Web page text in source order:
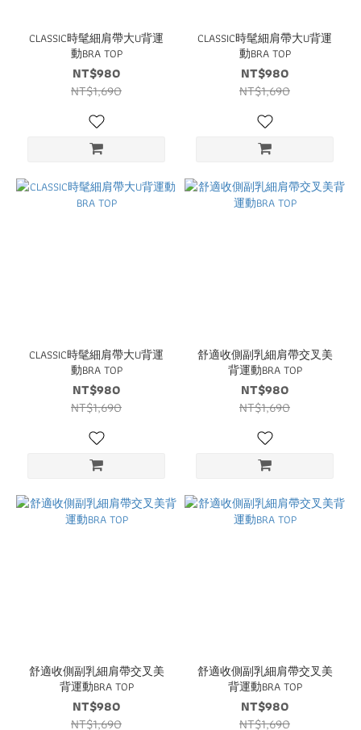
CLASSIC時髦細肩帶大U背運
動BRA TOP
NT$980
NT$1,690
CLASSIC時髦細肩帶大U背運
動BRA TOP
NT$980
NT$1,690
CLASSIC時髦細肩帶大U背運
動BRA TOP
NT$980
NT$1,690
舒適收側副乳細肩帶交叉美
背運動BRA TOP
NT$980
NT$1,690
舒適收側副乳細肩帶交叉美
背運動BRA TOP
NT$980
NT$1,690
舒適收側副乳細肩帶交叉美
背運動BRA TOP
NT$980
NT$1,690